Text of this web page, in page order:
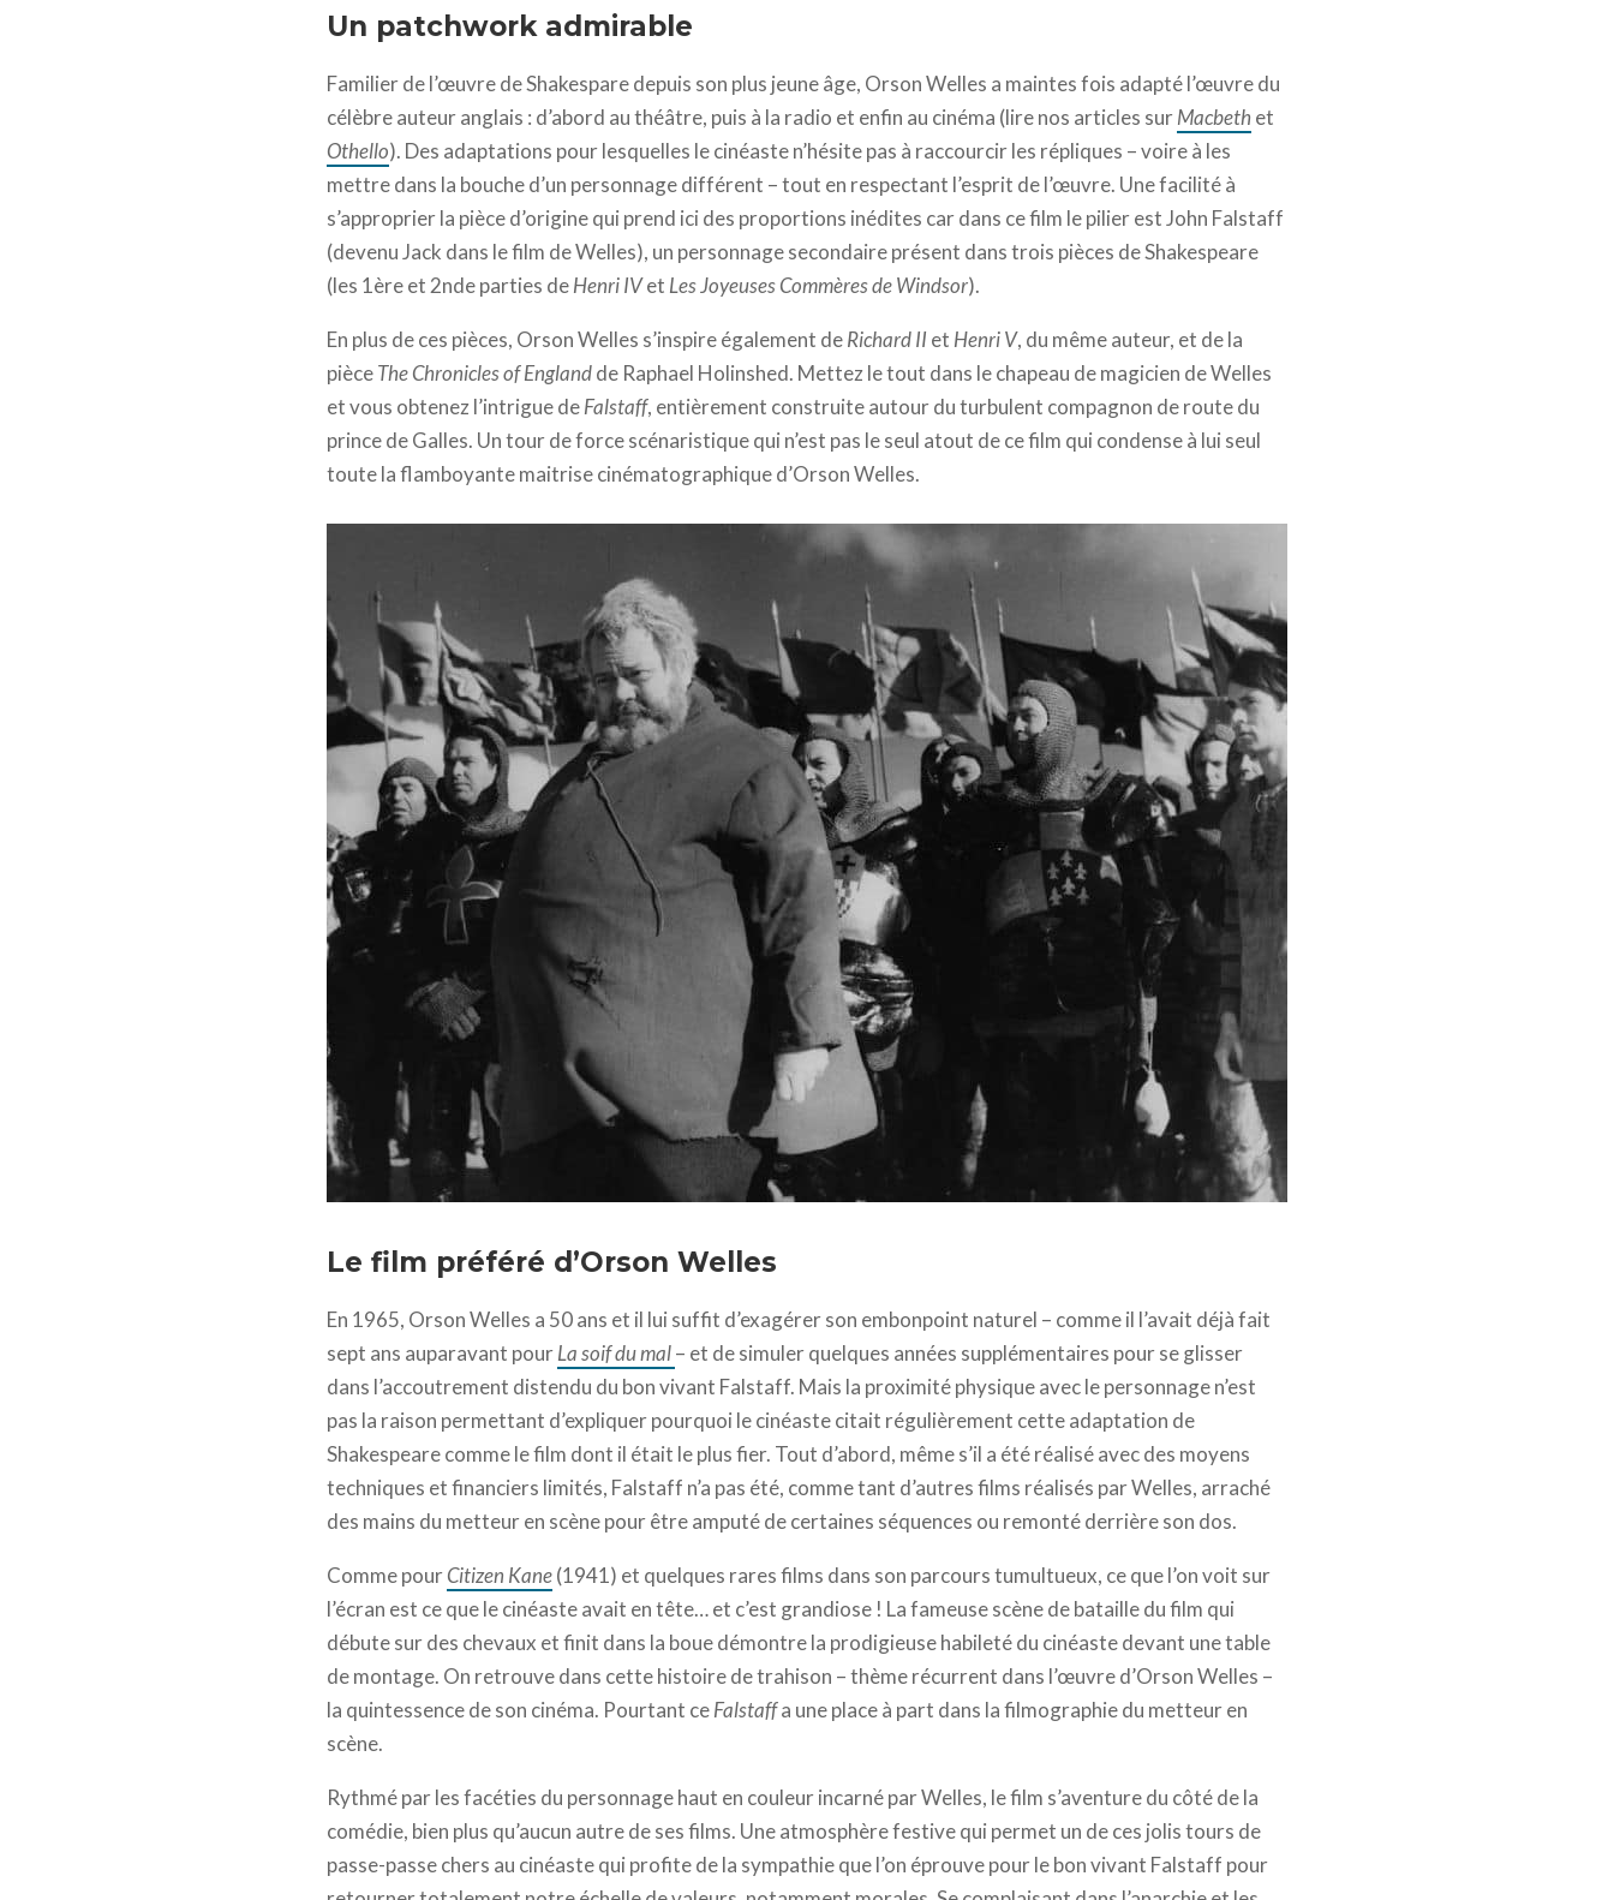
Un patchwork admirable
Familier de l’œuvre de Shakespare depuis son plus jeune âge, Orson Welles a maintes fois adapté l’œuvre du
célèbre auteur anglais : d’abord au théâtre, puis à la radio et enfin au cinéma (lire nos articles surMacbethet
Othello). Des adaptations pour lesquelles le cinéaste n’hésite pas à raccourcir les répliques – voire à les
mettre dans la bouche d’un personnage différent – tout en respectant l’esprit de l’œuvre. Une facilité à
s’approprier la pièce d’origine qui prend ici des proportions inédites car dans ce film le pilier est John Falstaff
(devenu Jack dans le film de Welles), un personnage secondaire présent dans trois pièces de Shakespeare
(les 1ère et 2nde parties deHenri IVet Les Joyeuses Commères de Windsor).
En plus de ces pièces, Orson Welles s’inspire également deRichard II et Henri V, du même auteur, et de la
pièceThe Chronicles of Englandde Raphael Holinshed. Mettez le tout dans le chapeau de magicien de Welles
et vous obtenez l’intrigue deFalstaff, entièrement construite autour du turbulent compagnon de route du
prince de Galles. Un tour de force scénaristique qui n’est pas le seul atout de ce film qui condense à lui seul
toute la flamboyante maitrise cinématographique d’Orson Welles.
Le film préféré d’Orson Welles
En 1965, Orson Welles a 50 ans et il lui suffit d’exagérer son embonpoint naturel – comme il l’avait déjà fait
sept ans auparavant pourLa soif du mal– et de simuler quelques années supplémentaires pour se glisser
dans l’accoutrement distendu du bon vivant Falstaff. Mais la proximité physique avec le personnage n’est
pas la raison permettant d’expliquer pourquoi le cinéaste citait régulièrement cette adaptation de
Shakespeare comme le film dont il était le plus fier. Tout d’abord, même s’il a été réalisé avec des moyens
techniques et financiers limités, Falstaff n’a pas été, comme tant d’autres films réalisés par Welles, arraché
des mains du metteur en scène pour être amputé de certaines séquences ou remonté derrière son dos.
Comme pourCitizen Kane(1941) et quelques rares films dans son parcours tumultueux, ce que l’on voit sur
l’écran est ce que le cinéaste avait en tête… et c’est grandiose ! La fameuse scène de bataille du film qui
débute sur des chevaux et finit dans la boue démontre la prodigieuse habileté du cinéaste devant une table
de montage. On retrouve dans cette histoire de trahison – thème récurrent dans l’œuvre d’Orson Welles –
la quintessence de son cinéma. Pourtant ceFalstaffa une place à part dans la filmographie du metteur en
scène.
Rythmé par les facéties du personnage haut en couleur incarné par Welles, le film s’aventure du côté de la
comédie, bien plus qu’aucun autre de ses films. Une atmosphère festive qui permet un de ces jolis tours de
passe-passe chers au cinéaste qui profite de la sympathie que l’on éprouve pour le bon vivant Falstaff pour